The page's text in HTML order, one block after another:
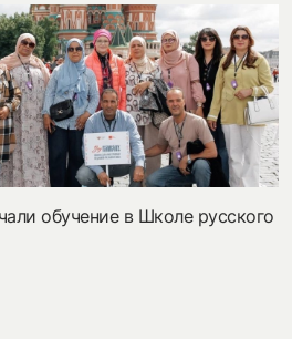
обучение в Школе русского